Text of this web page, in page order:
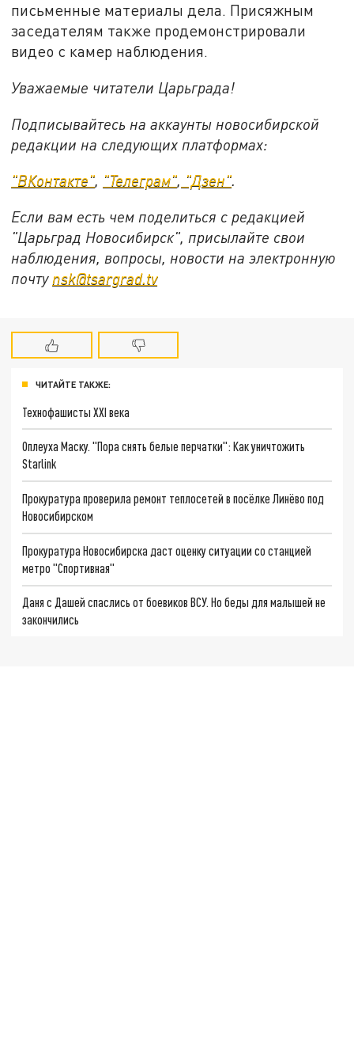
письменные материалы дела. Присяжным
заседателям также продемонстрировали
видео с камер наблюдения.
Уважаемые читатели Царьграда!
Подписывайтесь на аккаунты новосибирской
редакции на следующих платформах:
"ВКонтакте", "Телеграм", "Дзен".
Если вам есть чем поделиться с редакцией
"Царьград Новосибирск", присылайте свои
наблюдения, вопросы, новости на электронную
почту nsk@tsargrad.tv
ЧИТАЙТЕ ТАКЖЕ:
Технофашисты XXI века
Оплеуха Маску. "Пора снять белые перчатки": Как уничтожить
Starlink
Прокуратура проверила ремонт теплосетей в посёлке Линёво под
Новосибирском
Прокуратура Новосибирска даст оценку ситуации со станцией
метро "Спортивная"
Даня с Дашей спаслись от боевиков ВСУ. Но беды для малышей не
закончились